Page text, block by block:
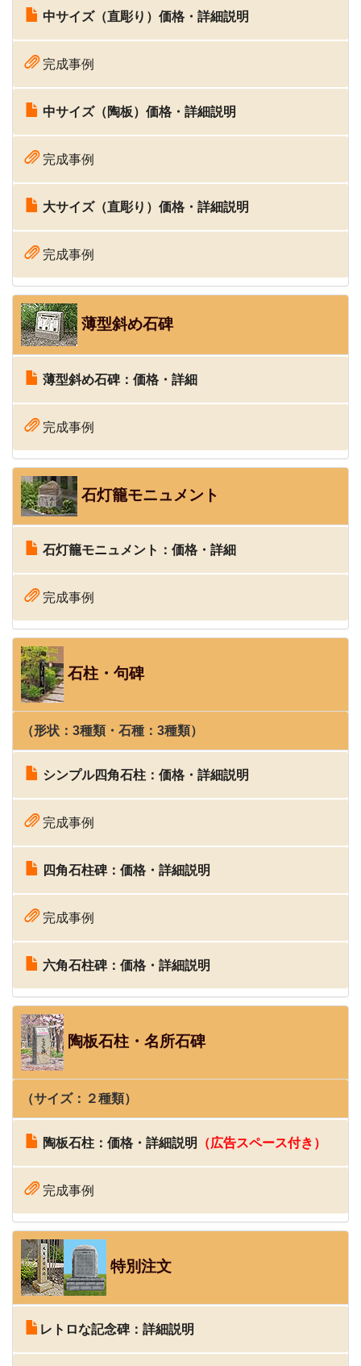
中サイズ（直彫り）価格・詳細説明
完成事例
中サイズ（陶板）価格・詳細説明
完成事例
大サイズ（直彫り）価格・詳細説明
完成事例
薄型斜め石碑
薄型斜め石碑：価格・詳細
完成事例
石灯籠モニュメント
石灯籠モニュメント：価格・詳細
完成事例
石柱・句碑
（形状：3種類・石種：3種類）
シンプル四角石柱：価格・詳細説明
完成事例
四角石柱碑：価格・詳細説明
完成事例
六角石柱碑：価格・詳細説明
陶板石柱・名所石碑
（サイズ：２種類）
陶板石柱：価格・詳細説明 （広告スペース付き）
完成事例
特別注文
レトロな記念碑：詳細説明